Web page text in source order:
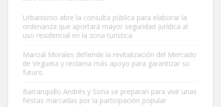
Gato manso encontrado
es muy manso y extremadamente cari...
Leales.org » Gran Canaria | 9.7.2025
Urbanismo abre la consulta pública para elaborar la
ordenanza que aportará mayor seguridad jurídica al
uso residencial en la zona turística
Marcial Morales defiende la revitalización del Mercado
de Vegueta y reclama más apoyo para garantizar su
futuro.
Barranquillo Andrés y Soria se preparan para vivir unas
fiestas marcadas por la participación popular